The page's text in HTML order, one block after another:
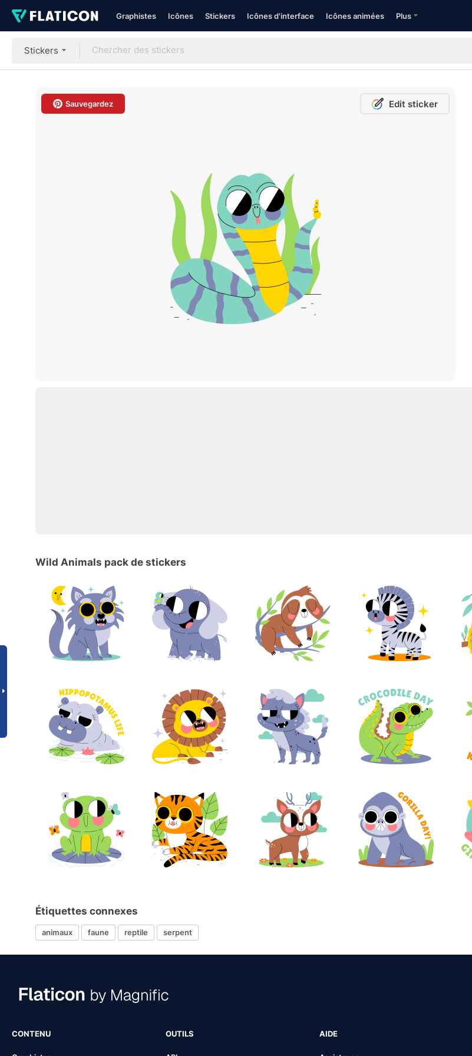
Graphistes Icônes Stickers Icônes d'interface Icônes animées Plus
Stickers
Sauvegardez Edit sticker
Wild Animals pack de stickers
Étiquettes connexes
animaux faune reptile serpent
CONTENU OUTILS AIDE